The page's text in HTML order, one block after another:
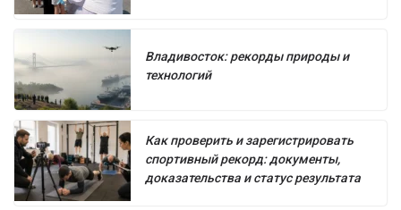
Владивосток: рекорды природы и
технологий
Как проверить и зарегистрировать
спортивный рекорд: документы,
доказательства и статус результата